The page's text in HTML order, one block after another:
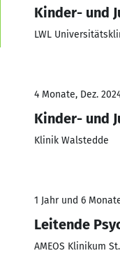
Kinder- und
LWL
4 Monate, Dez.
Kinder- und
Klinik Walstedde
1 Jahr und 6
Leitende
AMEOS Klinikum